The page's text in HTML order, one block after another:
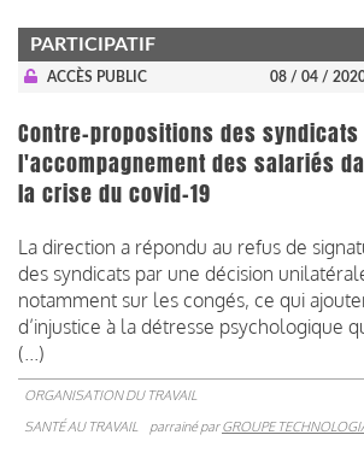
PARTICIPATIF
ACCÈS PUBLIC 08 / 04 /
Contre-propositions des syndicats
l'accompagnement des salariés
la crise du covid-19
La direction a répondu au refus de
des syndicats par une décision
notamment sur les congés, ce qui
d’injustice à la détresse psychologique
(...)
ORGANISATION DU TRAVAIL
SANTÉ AU TRAVAIL
parrainé parGROUPE